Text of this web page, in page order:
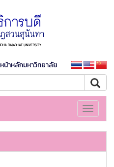
หน้าหลักมหาวิทยาลัย
Toggle